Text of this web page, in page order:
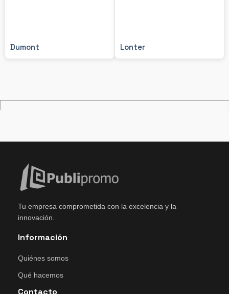
Dumont Lonter
Tu empresa comprometida con la excelencia y la
innovación.
Información
Quiénes somos
Qué hacemos
Contacto